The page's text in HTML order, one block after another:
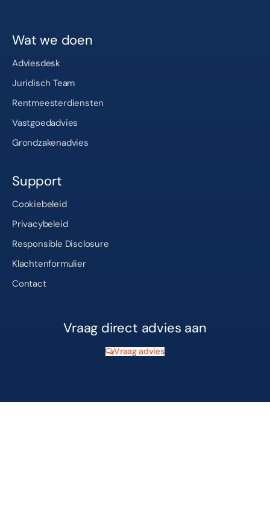
Wat we doen
Adviesdesk
Juridisch Team
Rentmeesterdiensten
Vastgoedadvies
Grondzakenadvies
Support
Cookiebeleid
Privacybeleid
Responsible Disclosure
Klachtenformulier
Contact
Vraag direct advies aan
Vraag advies